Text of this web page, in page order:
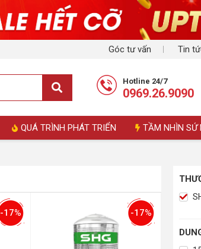
Góc tư vấn Tin
Hotline 24/7
0969.26.9090
QUÁ TRÌNH PHÁT TRIỂN TẦM NHÌN SỨ
-17% -17%